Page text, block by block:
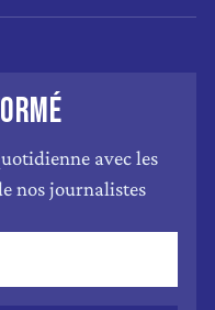
avec les
nos journalistes